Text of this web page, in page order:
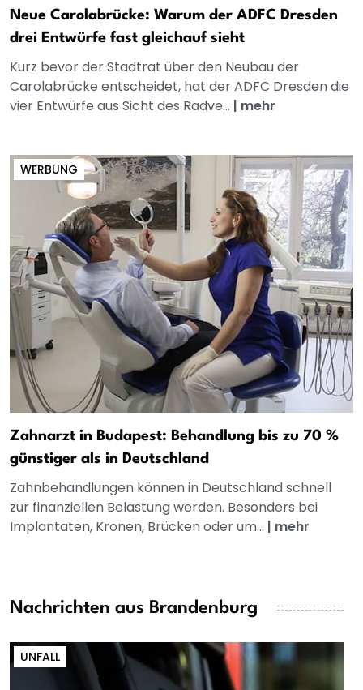
Neue Carolabrücke: Warum der ADFC Dresden
drei Entwürfe fast gleichauf sieht
Kurz bevor der Stadtrat über den Neubau der
Carolabrücke entscheidet, hat der ADFC Dresden die
vier Entwürfe aus Sicht des Radve... | mehr
WERBUNG
Zahnarzt in Budapest: Behandlung bis zu 70 %
günstiger als in Deutschland
Zahnbehandlungen können in Deutschland schnell
zur finanziellen Belastung werden. Besonders bei
Implantaten, Kronen, Brücken oder um... | mehr
Nachrichten aus Brandenburg
UNFALL